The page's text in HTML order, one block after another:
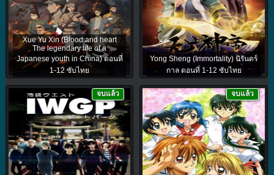
Xue Yu Xin (Blood and heart
The legendary life of a
Japanese youth in China) ตอนที่
1-12 ซับไทย
Yong Sheng (Immortality) นิรันดร์
กาล ตอนที่ 1-12 ซับไทย
จบแล้ว จบแล้ว